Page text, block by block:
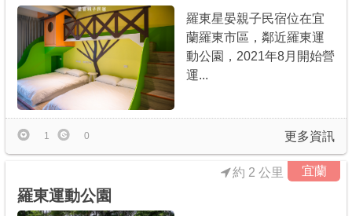
羅東星晏親子民宿位在宜
蘭羅東市區，鄰近羅東運
動公園，2021年8月開始營
運...
更多資訊
1 0
宜蘭
羅東運動公園
約 2 公里